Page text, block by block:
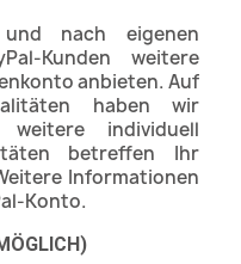
nach eigenen
Kunden weitere
anbieten. Auf
haben wir
weitere individuell
betreffen Ihr
Informationen
Konto.